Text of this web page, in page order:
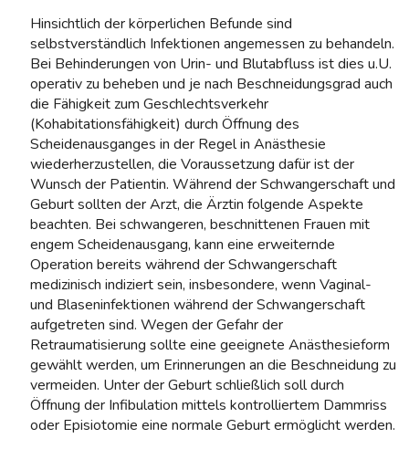
Hinsichtlich der körperlichen Befunde sind
selbstverständlich Infektionen angemessen zu behandeln.
Bei Behinderungen von Urin- und Blutabfluss ist dies u.U.
operativ zu beheben und je nach Beschneidungsgrad auch
die Fähigkeit zum Geschlechtsverkehr
(Kohabitationsfähigkeit) durch Öffnung des
Scheidenausganges in der Regel in Anästhesie
wiederherzustellen, die Voraussetzung dafür ist der
Wunsch der Patientin. Während der Schwangerschaft und
Geburt sollten der Arzt, die Ärztin folgende Aspekte
beachten. Bei schwangeren, beschnittenen Frauen mit
engem Scheidenausgang, kann eine erweiternde
Operation bereits während der Schwangerschaft
medizinisch indiziert sein, insbesondere, wenn Vaginal-
und Blaseninfektionen während der Schwangerschaft
aufgetreten sind. Wegen der Gefahr der
Retraumatisierung sollte eine geeignete Anästhesieform
gewählt werden, um Erinnerungen an die Beschneidung zu
vermeiden. Unter der Geburt schließlich soll durch
Öffnung der Infibulation mittels kontrolliertem Dammriss
oder Episiotomie eine normale Geburt ermöglicht werden.